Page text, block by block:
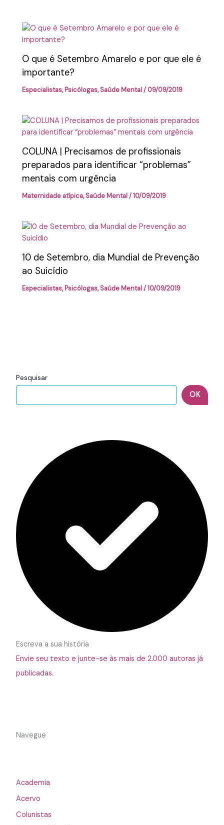
Pesquisar
OK
Escreva a sua história
Envie seu texto e junte-se às mais de 2.000 autoras já
publicadas.
Navegue
Academia
Acervo
Colunistas
O que é Setembro Amarelo e por que ele é
importante?
Especialistas,Psicólogas,Saúde Mental/09/09/2019
COLUNA | Precisamos de profissionais
preparados para identificar “problemas”
mentais com urgência
Maternidade atípica,Saúde Mental/10/09/2019
10 de Setembro, dia Mundial de Prevenção
ao Suicídio
Especialistas,Psicólogas,Saúde Mental/10/09/2019